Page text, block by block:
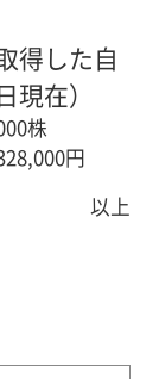
得した自
在）
株
円
以上